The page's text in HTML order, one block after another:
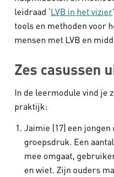
leidraad ‘LVB in het vizier
tools en methoden voor
mensen met LVB en
Zes casussen
In de leermodule vind je
praktijk:
Jaimie (17) een
groepsdruk. Een
mee omgaat,
en wiet. Zijn ouders